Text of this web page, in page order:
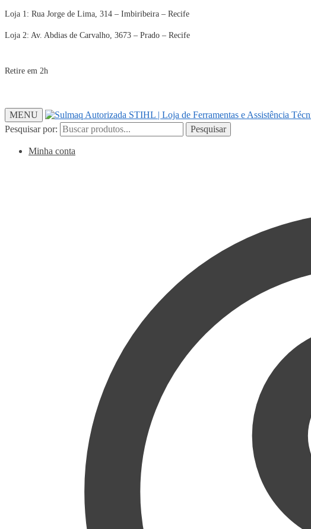
Loja 1: Rua Jorge de Lima, 314 – Imbiribeira – Recife
Loja 2: Av. Abdias de Carvalho, 3673 – Prado – Recife
Retire em 2h
MENU
Pesquisar por:
Pesquisar
Minha conta